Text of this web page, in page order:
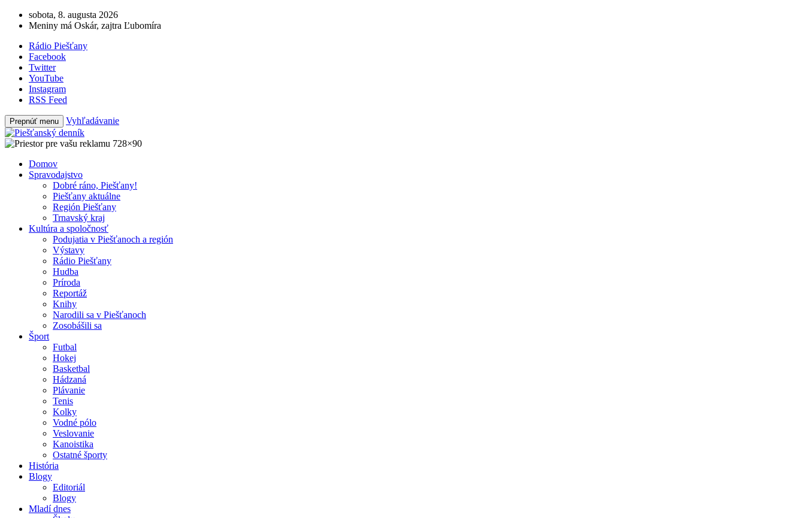
sobota, 8. augusta 2026
Meniny má Oskár, zajtra Ľubomíra
Rádio Piešťany
Facebook
Twitter
YouTube
Instagram
RSS Feed
Prepnúť menu Vyhľadávanie
Domov
Spravodajstvo
Dobré ráno, Piešťany!
Piešťany aktuálne
Región Piešťany
Trnavský kraj
Kultúra a spoločnosť
Podujatia v Piešťanoch a región
Výstavy
Rádio Piešťany
Hudba
Príroda
Reportáž
Knihy
Narodili sa v Piešťanoch
Zosobášili sa
Šport
Futbal
Hokej
Basketbal
Hádzaná
Plávanie
Tenis
Kolky
Vodné pólo
Veslovanie
Kanoistika
Ostatné športy
História
Blogy
Editoriál
Blogy
Mladí dnes